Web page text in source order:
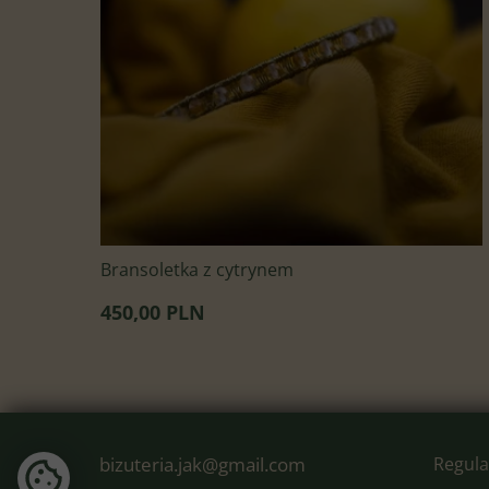
Bransoletka z cytrynem
450,00 PLN
bizuteria.jak@gmail.com